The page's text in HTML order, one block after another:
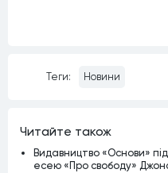
Теги: Новини
Читайте також
Видавництво «Основи»
есею «Про свободу»